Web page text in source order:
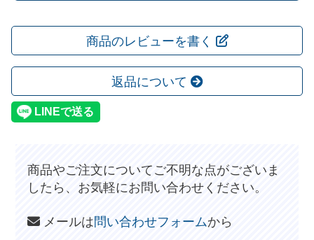
商品のレビューを書く
返品について
商品やご注文についてご不明な点がございま
したら、お気軽にお問い合わせください。
メールは問い合わせフォームから